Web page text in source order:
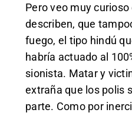
Pero veo muy
describen, que
fuego, el tipo hindú
habría actuado al
sionista. Matar y
extraña que los polis
parte. Como por